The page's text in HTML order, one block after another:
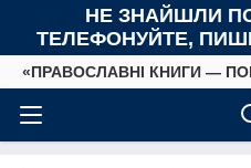
НЕ ЗНАЙШЛИ
ТЕЛЕФОНУЙТЕ,
«ПРАВОСЛАВНІ КНИГИ —